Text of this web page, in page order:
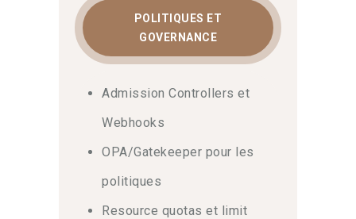
POLITIQUES ET
GOVERNANCE
Admission Controllers et
Webhooks
OPA/Gatekeeper pour les
politiques
Resource quotas et limit